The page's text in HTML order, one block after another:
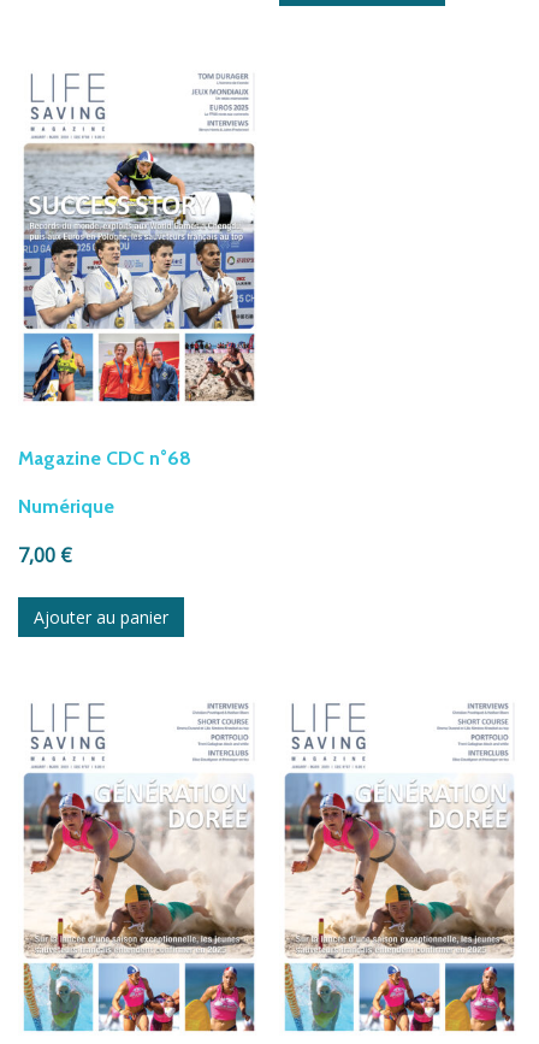
Magazine CDC n°68
Numérique
7,00 €
Ajouter au panier